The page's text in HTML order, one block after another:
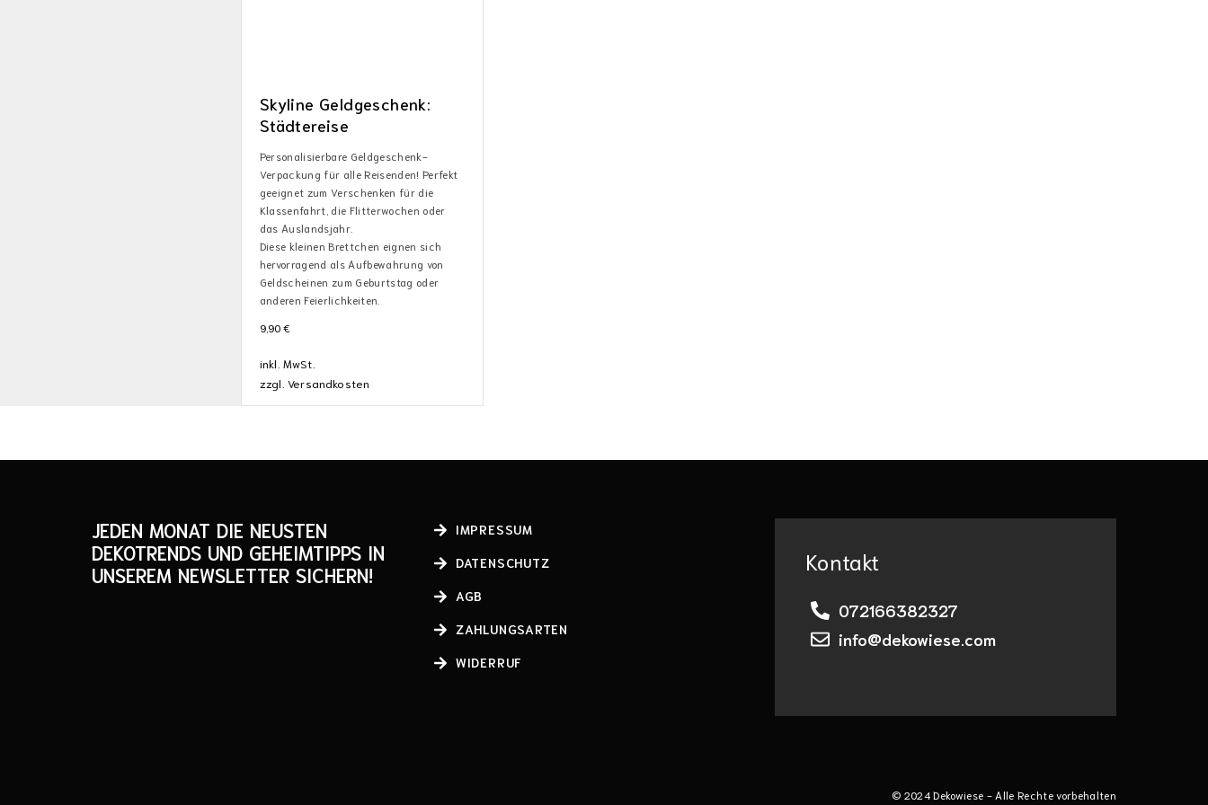
Skyline Geldgeschenk:
Städtereise
Personalisierbare Geldgeschenk-
Verpackung für alle Reisenden! Perfekt
geeignet zum Verschenken für die
Klassenfahrt, die Flitterwochen oder
das Auslandsjahr.
Diese kleinen Brettchen eignen sich
hervorragend als Aufbewahrung von
Geldscheinen zum Geburtstag oder
anderen Feierlichkeiten.
9,90€
inkl. MwSt.
zzgl. Versandkosten
JEDEN MONAT DIE NEUSTEN
DEKOTRENDS UND GEHEIMTIPPS IN
UNSEREM NEWSLETTER SICHERN!
IMPRESSUM
DATENSCHUTZ
AGB
ZAHLUNGSARTEN
WIDERRUF
Kontakt
072166382327
info@dekowiese.com
© 2024 Dekowiese - Alle Rechte vorbehalten